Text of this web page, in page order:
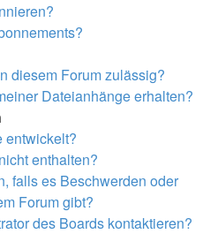
diesem Forum zulässig?
Dateianhänge erhalten?
entwickelt?
enthalten?
falls es Beschwerden oder
Forum gibt?
des Boards kontaktieren?